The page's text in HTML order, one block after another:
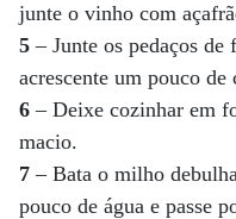
junte o vinho com
5 – Junte os pedaços
acrescente um pouco
6– Deixe cozinhar em
macio.
7– Bata o milho
pouco de água e passe